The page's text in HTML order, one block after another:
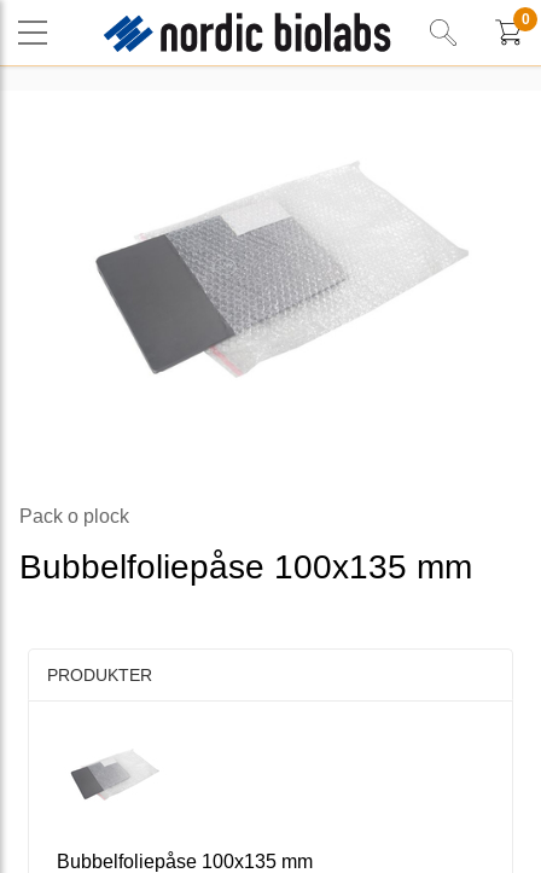
0
Pack o plock
Bubbelfoliepåse 100x135 mm
PRODUKTER
Bubbelfoliepåse 100x135 mm